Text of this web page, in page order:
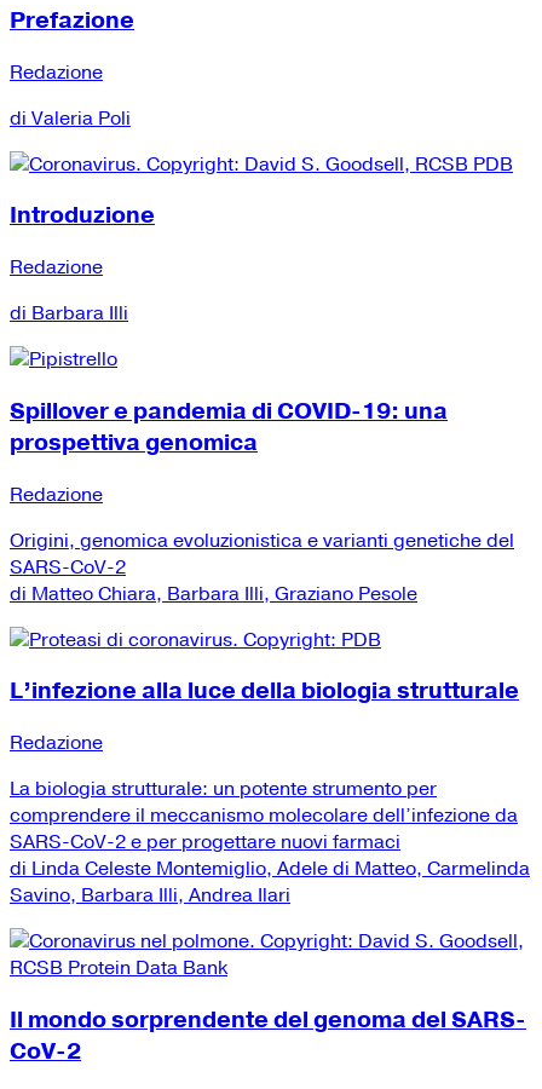
Prefazione
Redazione
di Valeria Poli
Introduzione
Redazione
di Barbara Illi
Spillover e pandemia di COVID-19: una
prospettiva genomica
Redazione
Origini, genomica evoluzionistica e varianti genetiche del
SARS-CoV-2
di Matteo Chiara, Barbara Illi, Graziano Pesole
L’infezione alla luce della biologia strutturale
Redazione
La biologia strutturale: un potente strumento per
comprendere il meccanismo molecolare dell’infezione da
SARS-CoV-2 e per progettare nuovi farmaci
di Linda Celeste Montemiglio, Adele di Matteo, Carmelinda
Savino, Barbara Illi, Andrea Ilari
Il mondo sorprendente del genoma del SARS-
CoV-2